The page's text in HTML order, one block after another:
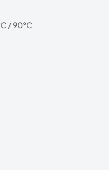
/ 90°C